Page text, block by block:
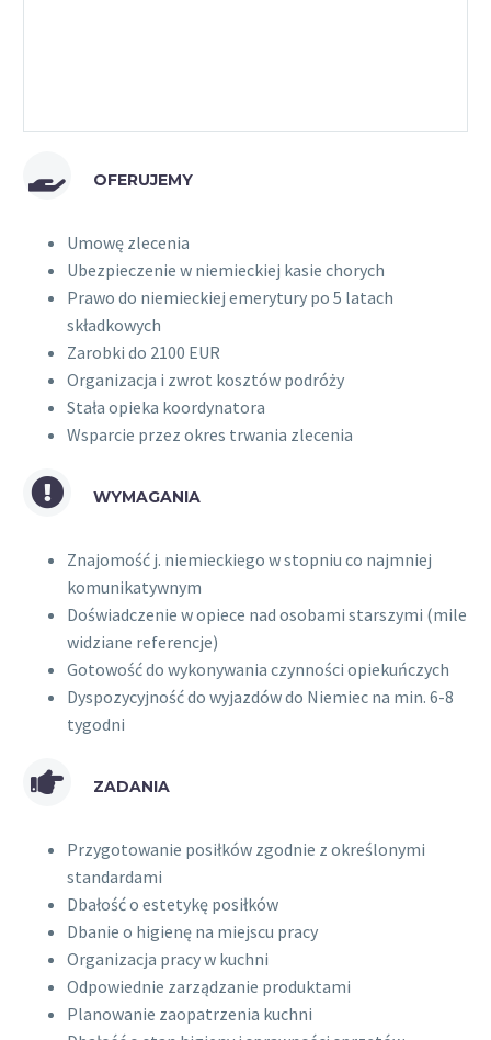
OFERUJEMY
Umowę zlecenia
Ubezpieczenie w niemieckiej kasie chorych
Prawo do niemieckiej emerytury po 5 latach
składkowych
Zarobki do 2100 EUR
Organizacja i zwrot kosztów podróży
Stała opieka koordynatora
Wsparcie przez okres trwania zlecenia
WYMAGANIA
Znajomość j. niemieckiego w stopniu co najmniej
komunikatywnym
Doświadczenie w opiece nad osobami starszymi (mile
widziane referencje)
Gotowość do wykonywania czynności opiekuńczych
Dyspozycyjność do wyjazdów do Niemiec na min. 6-8
tygodni
ZADANIA
Przygotowanie posiłków zgodnie z określonymi
standardami
Dbałość o estetykę posiłków
Dbanie o higienę na miejscu pracy
Organizacja pracy w kuchni
Odpowiednie zarządzanie produktami
Planowanie zaopatrzenia kuchni